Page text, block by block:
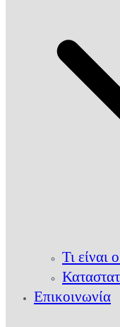
Τι είναι
Επικοινωνία